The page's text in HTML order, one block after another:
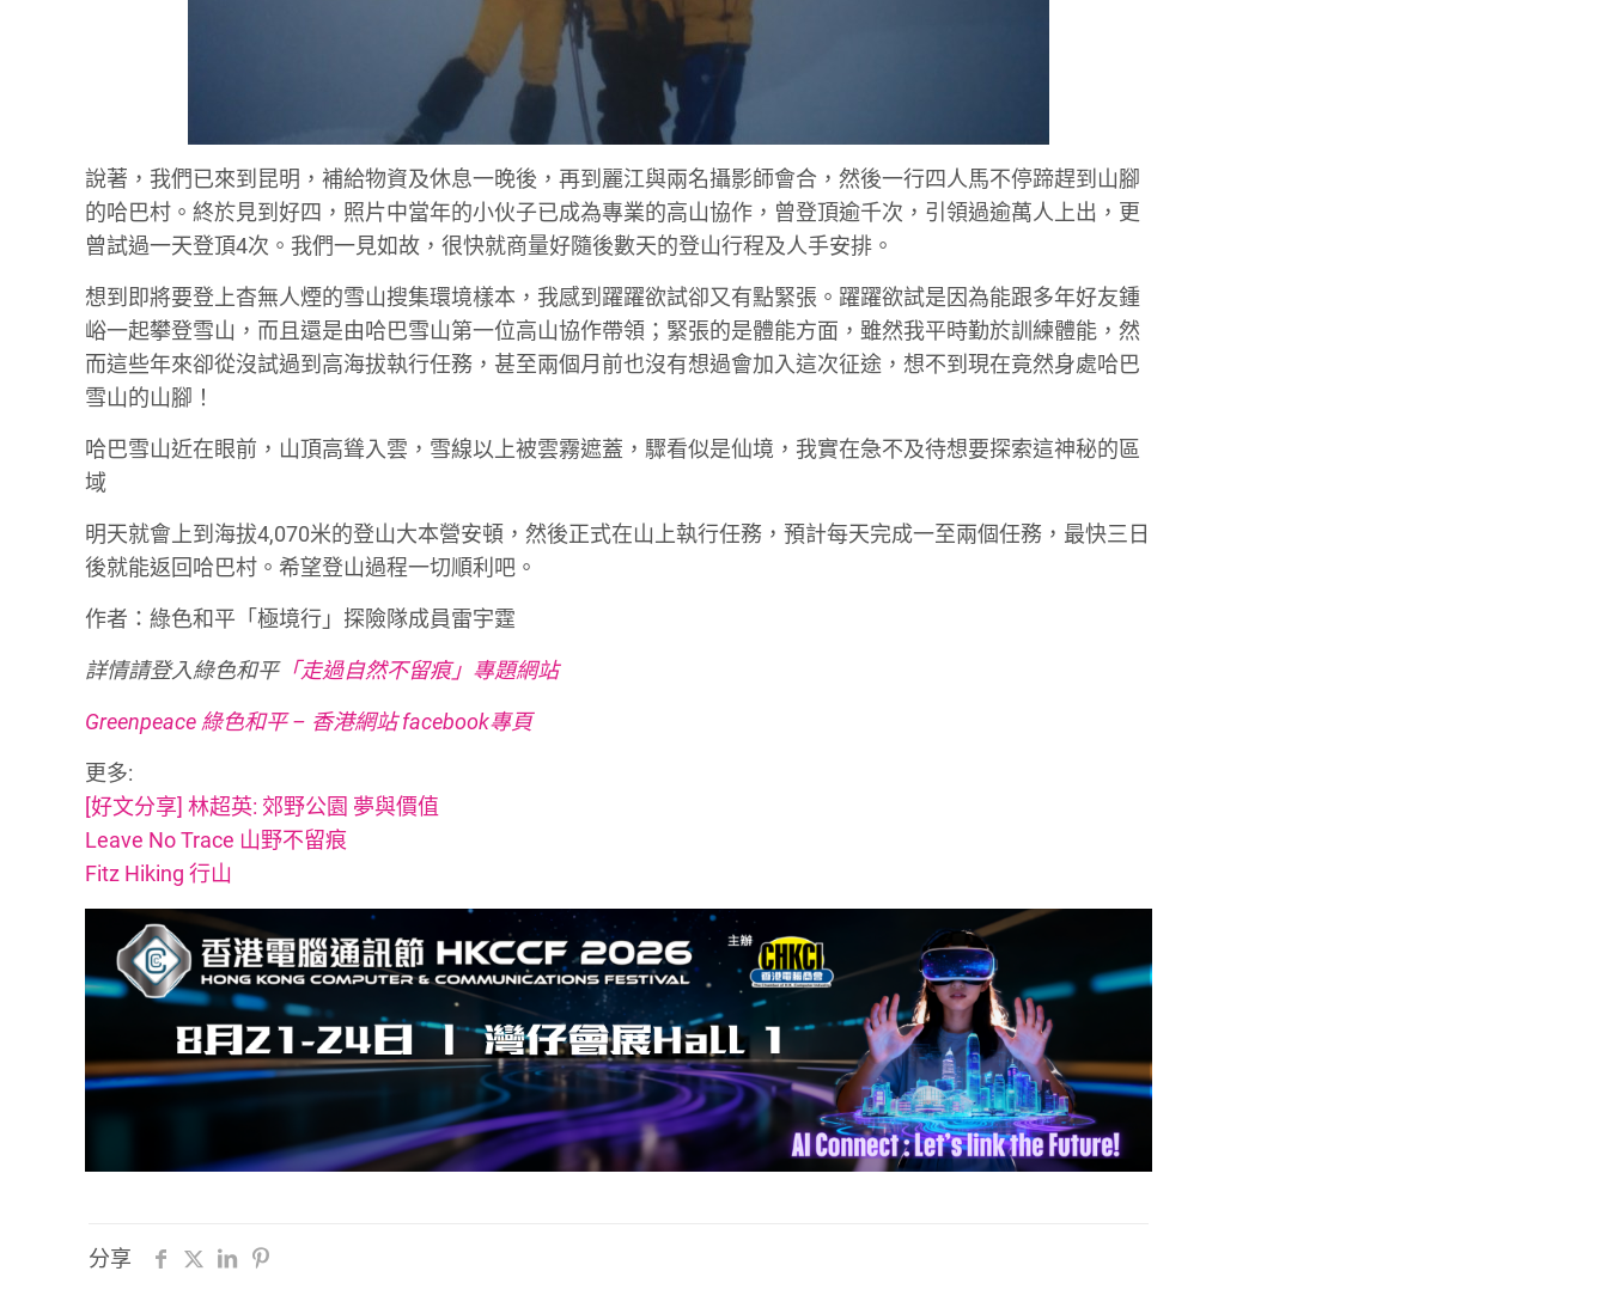
說著，我們已來到昆明，補給物資及休息一晚後，再到麗江與兩名攝影師會合，然後一行四人馬不停蹄趕到山腳
的哈巴村。終於見到好四，照片中當年的小伙子已成為專業的高山協作，曾登頂逾千次，引領過逾萬人上出，更
曾試過一天登頂4次。我們一見如故，很快就商量好隨後數天的登山行程及人手安排。
想到即將要登上杳無人煙的雪山搜集環境樣本，我感到躍躍欲試卻又有點緊張。躍躍欲試是因為能跟多年好友鍾
峪一起攀登雪山，而且還是由哈巴雪山第一位高山協作帶領；緊張的是體能方面，雖然我平時勤於訓練體能，然
而這些年來卻從沒試過到高海拔執行任務，甚至兩個月前也沒有想過會加入這次征途，想不到現在竟然身處哈巴
雪山的山腳！
哈巴雪山近在眼前，山頂高聳入雲，雪線以上被雲霧遮蓋，驟看似是仙境，我實在急不及待想要探索這神秘的區
域
明天就會上到海拔4,070米的登山大本營安頓，然後正式在山上執行任務，預計每天完成一至兩個任務，最快三日
後就能返回哈巴村。希望登山過程一切順利吧。
作者：綠色和平「極境行」探險隊成員雷宇霆
詳情請登入綠色和平「走過自然不留痕」專題網站
Greenpeace 綠色和平 – 香港網站 facebook專頁
更多:
[好文分享] 林超英: 郊野公園 夢與價值
Leave No Trace 山野不留痕
Fitz Hiking 行山
分享